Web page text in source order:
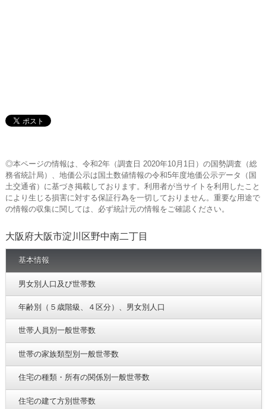
◎本ページの情報は、令和2年（調査日 2020年10月1日）の国勢調査（総
務省統計局）、地価公示は国土数値情報の令和5年度地価公示データ（国
土交通省）に基づき掲載しております。利用者が当サイトを利用したこと
により生じる損害に対する保証行為を一切しておりません。重要な用途で
の情報の収集に関しては、必ず統計元の情報をご確認ください。
大阪府大阪市淀川区野中南二丁目
基本情報
男女別人口及び世帯数
年齢別（５歳階級、４区分）、男女別人口
世帯人員別一般世帯数
世帯の家族類型別一般世帯数
住宅の種類・所有の関係別一般世帯数
住宅の建て方別世帯数